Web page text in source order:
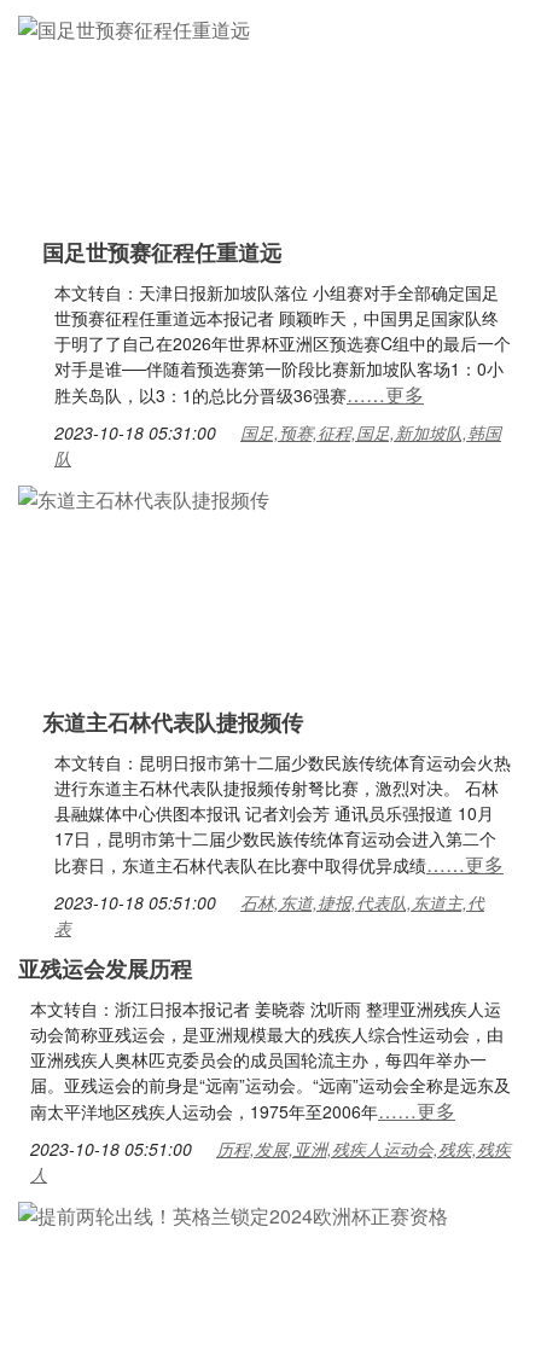
国足世预赛征程任重道远
本文转自：天津日报新加坡队落位 小组赛对手全部确定国足
世预赛征程任重道远本报记者 顾颖昨天，中国男足国家队终
于明了了自己在2026年世界杯亚洲区预选赛C组中的最后一个
对手是谁──伴随着预选赛第一阶段比赛新加坡队客场1：0小
胜关岛队，以3：1的总比分晋级36强赛……更多
2023-10-18 05:31:00
国足,预赛,征程,国足,新加坡队,韩国
队
东道主石林代表队捷报频传
本文转自：昆明日报市第十二届少数民族传统体育运动会火热
进行东道主石林代表队捷报频传射弩比赛，激烈对决。 石林
县融媒体中心供图本报讯 记者刘会芳 通讯员乐强报道 10月
17日，昆明市第十二届少数民族传统体育运动会进入第二个
比赛日，东道主石林代表队在比赛中取得优异成绩……更多
2023-10-18 05:51:00
石林,东道,捷报,代表队,东道主,代
表
亚残运会发展历程
本文转自：浙江日报本报记者 姜晓蓉 沈听雨 整理亚洲残疾人运
动会简称亚残运会，是亚洲规模最大的残疾人综合性运动会，由
亚洲残疾人奥林匹克委员会的成员国轮流主办，每四年举办一
届。亚残运会的前身是“远南”运动会。“远南”运动会全称是远东及
南太平洋地区残疾人运动会，1975年至2006年……更多
2023-10-18 05:51:00
历程,发展,亚洲,残疾人运动会,残疾,残疾
人